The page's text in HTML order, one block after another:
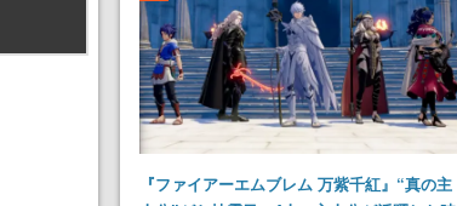
『ファイアーエムブレム 万紫千紅』“真の主